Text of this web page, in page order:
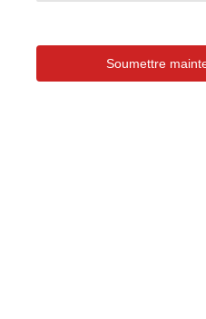
Soumettre